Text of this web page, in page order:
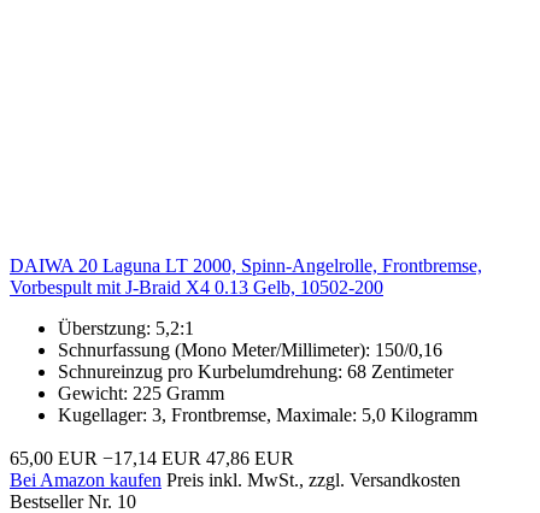
DAIWA 20 Laguna LT 2000, Spinn-Angelrolle, Frontbremse,
Vorbespult mit J-Braid X4 0.13 Gelb, 10502-200
Überstzung: 5,2:1
Schnurfassung (Mono Meter/Millimeter): 150/0,16
Schnureinzug pro Kurbelumdrehung: 68 Zentimeter
Gewicht: 225 Gramm
Kugellager: 3, Frontbremse, Maximale: 5,0 Kilogramm
65,00 EUR −17,14 EUR 47,86 EUR
Bei Amazon kaufen Preis inkl. MwSt., zzgl. Versandkosten
Bestseller Nr. 10